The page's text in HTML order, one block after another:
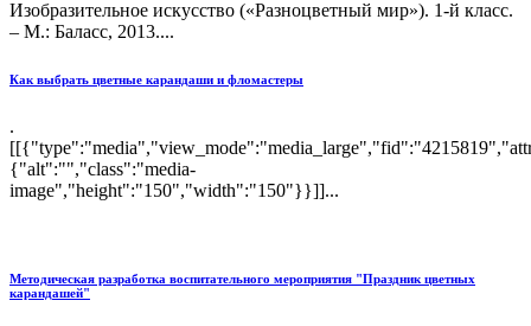
Изобразительное искусство («Разноцветный мир»). 1-й класс.
– М.: Баласс, 2013....
Как выбрать цветные карандаши и фломастеры
.
{"alt":"","class":"media-
image","height":"150","width":"150"}}]]...
Методическая разработка воспитательного мероприятия "Праздник цветных
карандашей"